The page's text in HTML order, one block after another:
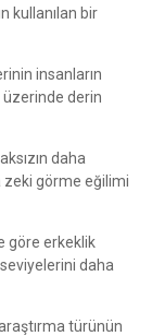
kullanılan bir
insanların
üzerinde derin
daha
zeki görme eğilimi
göre erkeklik
daha
araştırma türünün